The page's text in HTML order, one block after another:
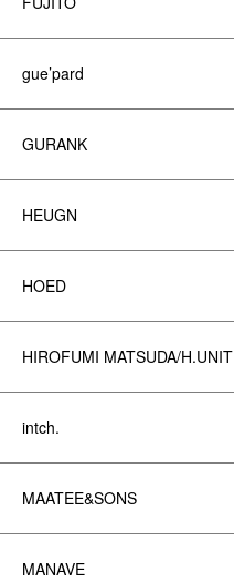
gue’pard
GURANK
HEUGN
HOED
HIROFUMI MATSUDA/H.UNIT
intch.
MAATEE&SONS
MANAVE